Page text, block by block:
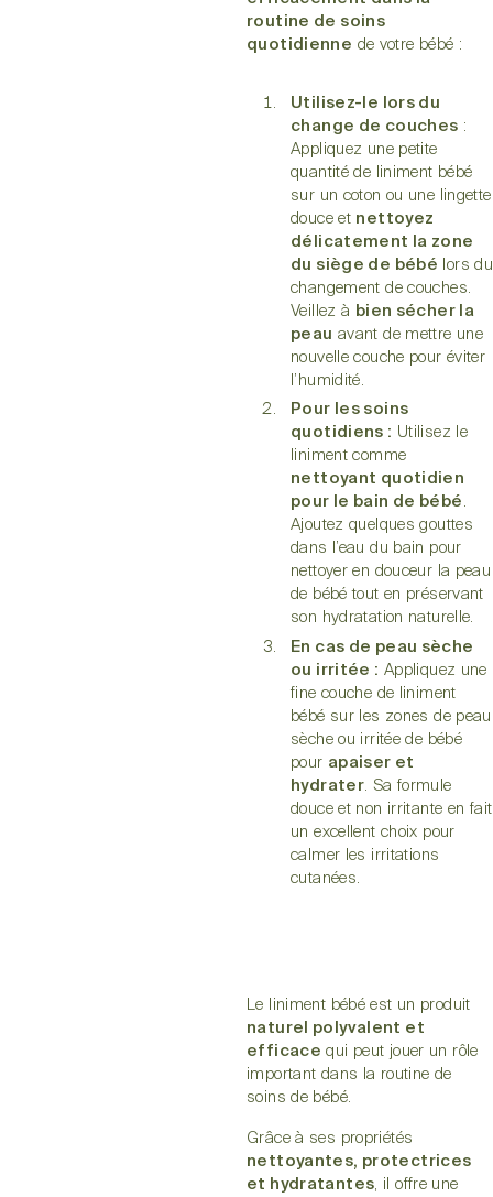
routine de soins
quotidienne de votre bébé :
Utilisez-le lors du
change de couches :
Appliquez une petite
quantité de liniment bébé
sur un coton ou une lingette
douce et nettoyez
délicatement la zone
du siège de bébé lors du
changement de couches.
Veillez à bien sécher la
peau avant de mettre une
nouvelle couche pour éviter
l’humidité.
Pour les soins
quotidiens : Utilisez le
liniment comme
nettoyant quotidien
pour le bain de bébé .
Ajoutez quelques gouttes
dans l’eau du bain pour
nettoyer en douceur la peau
de bébé tout en préservant
son hydratation naturelle.
En cas de peau sèche
ou irritée : Appliquez une
fine couche de liniment
bébé sur les zones de peau
sèche ou irritée de bébé
pour apaiser et
hydrater. Sa formule
douce et non irritante en fait
un excellent choix pour
calmer les irritations
cutanées.
Le liniment bébé est un produit
naturel polyvalent et
efficace qui peut jouer un rôle
important dans la routine de
soins de bébé.
Grâce à ses propriétés
nettoyantes, protectrices
et hydratantes, il offre une